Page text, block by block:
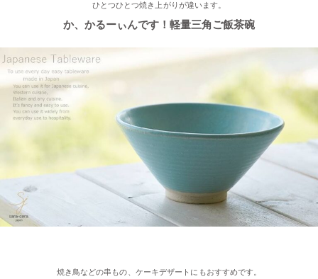
2022/12/2
≪おすすめ≫ 美味しいおかずと一緒にパクり♪土鍋で炊いたツヤ
ツヤごはん！
≪おすすめ≫ 小鉢を並べてちょこっと豪華に♪ コロンとかわい
い木ノ葉の小鉢
≪おすすめ≫ 手作りのあたたかさ♪職人の手でそ〜っとくぼませ
ひとつひとつ焼き上がりが違います。
か、かるーぃんです！軽量三角ご飯茶碗
焼き鳥などの串もの、ケーキデザートにもおすすめです。